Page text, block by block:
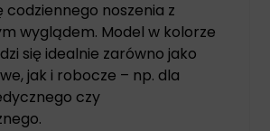
codziennego noszenia z
wyglądem. Model w kolorze
się idealnie zarówno jako
jak i robocze – np. dla
czy